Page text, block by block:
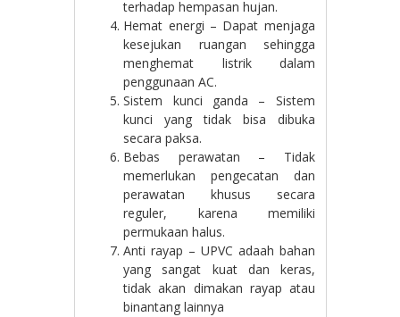
terhadap hempasan hujan.
Hemat energi – Dapat menjaga
kesejukan ruangan sehingga
menghemat listrik dalam
penggunaan AC.
Sistem kunci ganda – Sistem
kunci yang tidak bisa dibuka
secara paksa.
Bebas perawatan – Tidak
memerlukan pengecatan dan
perawatan khusus secara
reguler, karena memiliki
permukaan halus.
Anti rayap – UPVC adaah bahan
yang sangat kuat dan keras,
tidak akan dimakan rayap atau
binantang lainnya